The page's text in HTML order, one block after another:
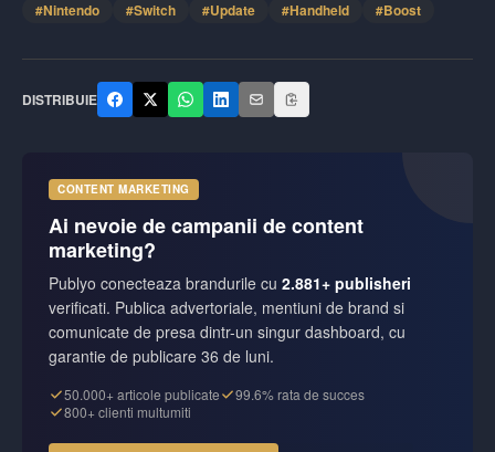
#Nintendo #Switch #Update #Handheld #Boost
DISTRIBUIE
CONTENT MARKETING
Ai nevoie de campanii de content
marketing?
Publyo conecteaza brandurile cu 2.881+ publisheri
verificati. Publica advertoriale, mentiuni de brand si
comunicate de presa dintr-un singur dashboard, cu
garantie de publicare 36 de luni.
50.000+ articole publicate
99.6% rata de succes
800+ clienti multumiti